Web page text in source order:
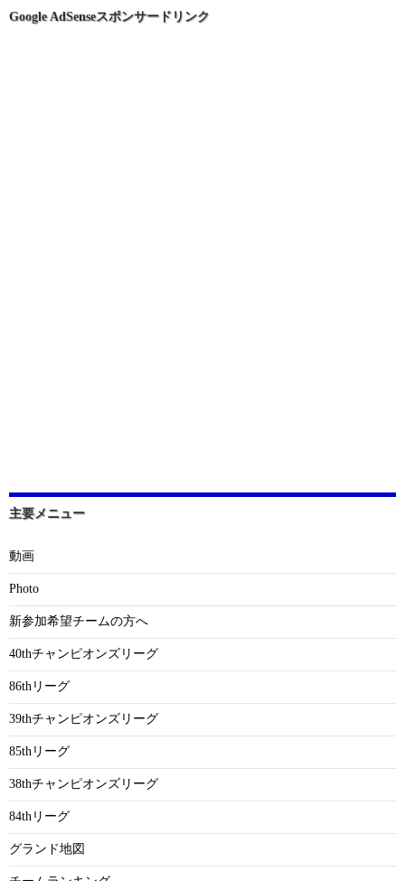
ョ
Google AdSenseスポンサードリンク
主要メニュー
動画
Photo
新参加希望チームの方へ
40thチャンピオンズリーグ
86thリーグ
39thチャンピオンズリーグ
85thリーグ
38thチャンピオンズリーグ
84thリーグ
グランド地図